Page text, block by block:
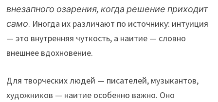
внезапного озарения, когда решение приходит
само. Иногда их различают по источнику: интуиция
— это внутренняя чуткость, а наитие — словно
внешнее вдохновение.
Для творческих людей — писателей, музыкантов,
художников — наитие особенно важно. Оно